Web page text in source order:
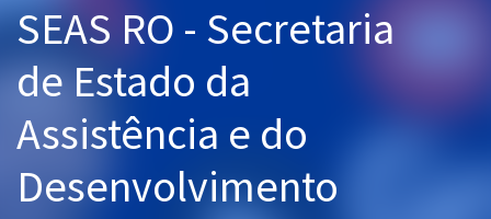
Pós
Graduação
OAB
Mentorias
SEAS RO - Secretaria
de Estado da
Assistência e do
Desenvolvimento